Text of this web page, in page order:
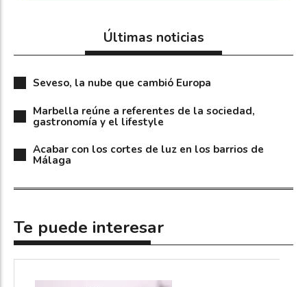
Últimas noticias
Seveso, la nube que cambió Europa
Marbella reúne a referentes de la sociedad,
gastronomía y el lifestyle
Acabar con los cortes de luz en los barrios de
Málaga
Te puede interesar